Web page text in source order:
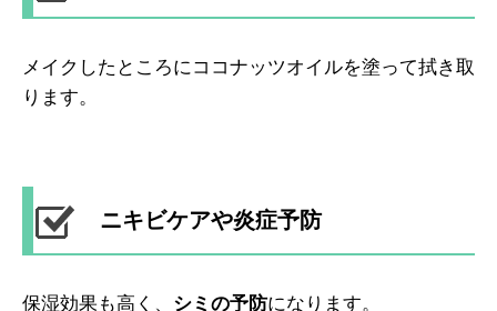
メイクしたところにココナッツオイルを塗って拭き取
ります。
ニキビケアや炎症予防
保湿効果も高く、 シミの予防になります。